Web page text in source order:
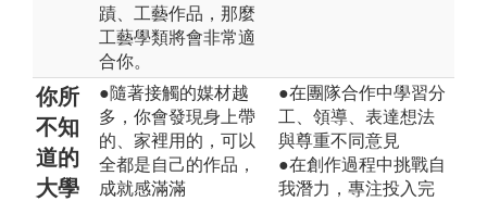
蹟、工藝作品，那麼
工藝學類將會非常適
合你。
你所
不知
道的
大學
●隨著接觸的媒材越
多，你會發現身上帶
的、家裡用的，可以
全都是自己的作品，
成就感滿滿
●在團隊合作中學習分
工、領導、表達想法
與尊重不同意見
●在創作過程中挑戰自
我潛力，專注投入完